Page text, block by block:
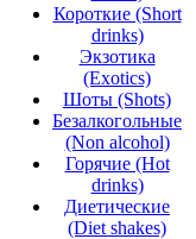
Короткие (Short
drinks)
Экзотика
(Exotics)
Шоты (Shots)
Безалкогольные
(Non alcohol)
Горячие (Hot
drinks)
Диетические
(Diet shakes)